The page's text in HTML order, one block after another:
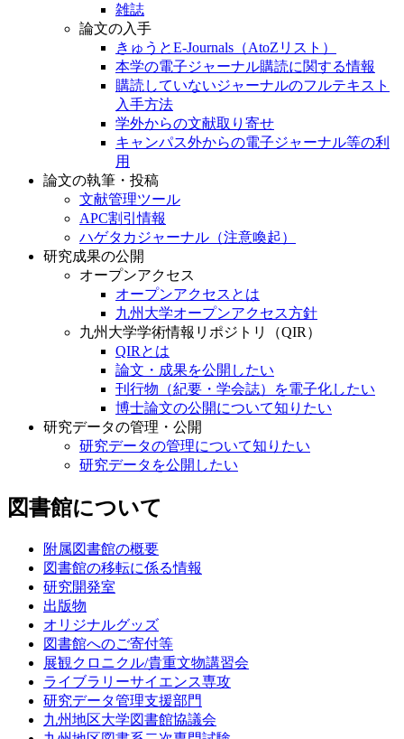
雑誌
論文の入手
きゅうとE-Journals（AtoZリスト）
本学の電子ジャーナル購読に関する情報
購読していないジャーナルのフルテキスト
入手方法
学外からの文献取り寄せ
キャンパス外からの電子ジャーナル等の利
用
論文の執筆・投稿
文献管理ツール
APC割引情報
ハゲタカジャーナル（注意喚起）
研究成果の公開
オープンアクセス
オープンアクセスとは
九州大学オープンアクセス方針
九州大学学術情報リポジトリ（QIR）
QIRとは
論文・成果を公開したい
刊行物（紀要・学会誌）を電子化したい
博士論文の公開について知りたい
研究データの管理・公開
研究データの管理について知りたい
研究データを公開したい
図書館について
附属図書館の概要
図書館の移転に係る情報
研究開発室
出版物
オリジナルグッズ
図書館へのご寄付等
展観クロニクル/貴重文物講習会
ライブラリーサイエンス専攻
研究データ管理支援部門
九州地区大学図書館協議会